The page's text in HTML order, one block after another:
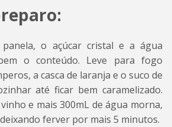
o açúcar cristal e a água
o conteúdo. Leve para fogo
a casca de laranja e o suco de
até ficar bem caramelizado.
e mais 300mL de água morna,
ferver por mais 5 minutos.